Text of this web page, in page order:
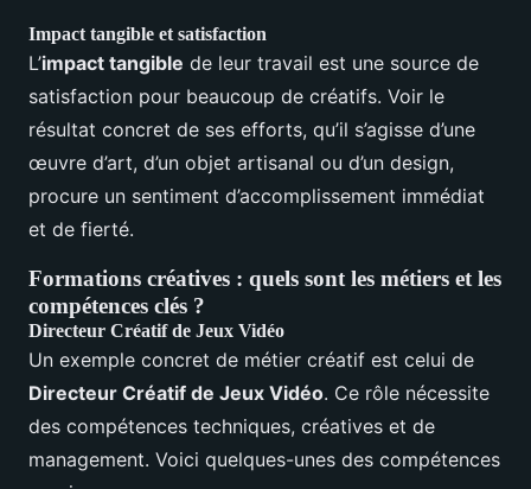
Impact tangible et satisfaction
L’impact tangible de leur travail est une source de
satisfaction pour beaucoup de créatifs. Voir le
résultat concret de ses efforts, qu’il s’agisse d’une
œuvre d’art, d’un objet artisanal ou d’un design,
procure un sentiment d’accomplissement immédiat
et de fierté.
Formations créatives : quels sont les métiers et les
compétences clés ?
Directeur Créatif de Jeux Vidéo
Un exemple concret de métier créatif est celui de
Directeur Créatif de Jeux Vidéo. Ce rôle nécessite
des compétences techniques, créatives et de
management. Voici quelques-unes des compétences